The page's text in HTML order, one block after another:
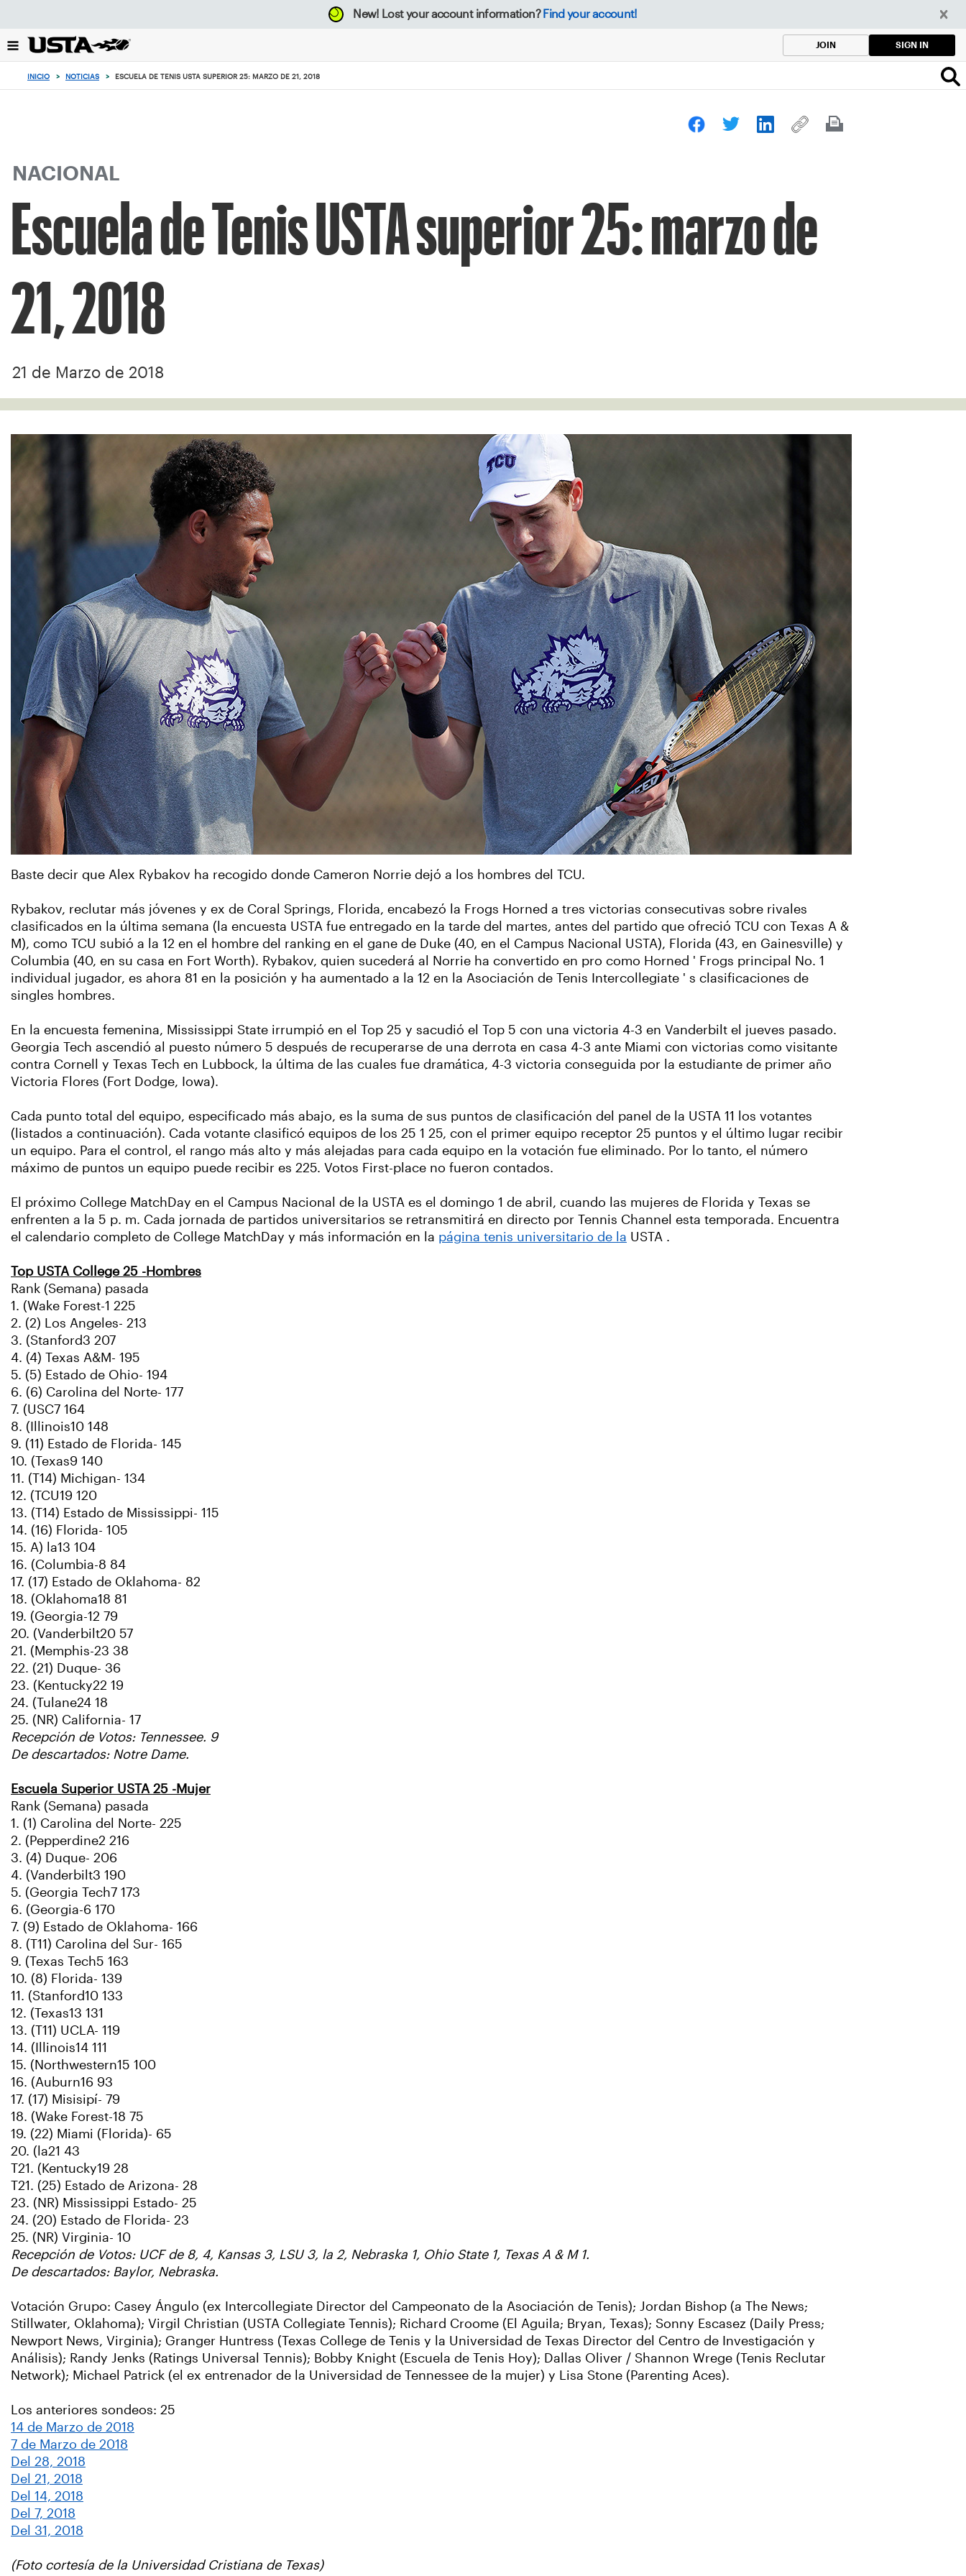
el
botón
New! Lost your account information? Find your account!
JOIN SIGN IN
INICIO > NOTICIAS > ESCUELA DE TENIS USTA SUPERIOR 25: MARZO DE 21, 2018
NACIONAL
Escuela de Tenis USTA superior 25: marzo de
21, 2018
21 de Marzo de 2018
Baste decir que Alex Rybakov ha recogido donde Cameron Norrie dejó a los hombres del TCU.
Rybakov, reclutar más jóvenes y ex de Coral Springs, Florida, encabezó la Frogs Horned a tres victorias consecutivas sobre rivales
clasificados en la última semana (la encuesta USTA fue entregado en la tarde del martes, antes del partido que ofreció TCU con Texas A &
M), como TCU subió a la 12 en el hombre del ranking en el gane de Duke (40, en el Campus Nacional USTA), Florida (43, en Gainesville) y
Columbia (40, en su casa en Fort Worth). Rybakov, quien sucederá al Norrie ha convertido en pro como Horned ' Frogs principal No. 1
individual jugador, es ahora 81 en la posición y ha aumentado a la 12 en la Asociación de Tenis Intercollegiate ' s clasificaciones de
singles hombres.
En la encuesta femenina, Mississippi State irrumpió en el Top 25 y sacudió el Top 5 con una victoria 4-3 en Vanderbilt el jueves pasado.
Georgia Tech ascendió al puesto número 5 después de recuperarse de una derrota en casa 4-3 ante Miami con victorias como visitante
contra Cornell y Texas Tech en Lubbock, la última de las cuales fue dramática, 4-3 victoria conseguida por la estudiante de primer año
Victoria Flores (Fort Dodge, Iowa).
Cada punto total del equipo, especificado más abajo, es la suma de sus puntos de clasificación del panel de la USTA 11 los votantes
(listados a continuación). Cada votante clasificó equipos de los 25 1 25, con el primer equipo receptor 25 puntos y el último lugar recibir
un equipo. Para el control, el rango más alto y más alejadas para cada equipo en la votación fue eliminado. Por lo tanto, el número
máximo de puntos un equipo puede recibir es 225. Votos First-place no fueron contados.
El próximo College MatchDay en el Campus Nacional de la USTA es el domingo 1 de abril, cuando las mujeres de Florida y Texas se
enfrenten a la 5 p. m. Cada jornada de partidos universitarios se retransmitirá en directo por Tennis Channel esta temporada. Encuentra
el calendario completo de College MatchDay y más información en la página tenis universitario de la USTA .
Top USTA College 25 -Hombres
Rank (Semana) pasada
1. (Wake Forest-1 225
2. (2) Los Angeles- 213
3. (Stanford3 207
4. (4) Texas A&M- 195
5. (5) Estado de Ohio- 194
6. (6) Carolina del Norte- 177
7. (USC7 164
8. (Illinois10 148
9. (11) Estado de Florida- 145
10. (Texas9 140
11. (T14) Michigan- 134
12. (TCU19 120
13. (T14) Estado de Mississippi- 115
14. (16) Florida- 105
15. A) la13 104
16. (Columbia-8 84
17. (17) Estado de Oklahoma- 82
18. (Oklahoma18 81
19. (Georgia-12 79
20. (Vanderbilt20 57
21. (Memphis-23 38
22. (21) Duque- 36
23. (Kentucky22 19
24. (Tulane24 18
25. (NR) California- 17
Recepción de Votos: Tennessee. 9
De descartados: Notre Dame.
Escuela Superior USTA 25 -Mujer
Rank (Semana) pasada
1. (1) Carolina del Norte- 225
2. (Pepperdine2 216
3. (4) Duque- 206
4. (Vanderbilt3 190
5. (Georgia Tech7 173
6. (Georgia-6 170
7. (9) Estado de Oklahoma- 166
8. (T11) Carolina del Sur- 165
9. (Texas Tech5 163
10. (8) Florida- 139
11. (Stanford10 133
12. (Texas13 131
13. (T11) UCLA- 119
14. (Illinois14 111
15. (Northwestern15 100
16. (Auburn16 93
17. (17) Misisipí- 79
18. (Wake Forest-18 75
19. (22) Miami (Florida)- 65
20. (la21 43
T21. (Kentucky19 28
T21. (25) Estado de Arizona- 28
23. (NR) Mississippi Estado- 25
24. (20) Estado de Florida- 23
25. (NR) Virginia- 10
Recepción de Votos: UCF de 8, 4, Kansas 3, LSU 3, la 2, Nebraska 1, Ohio State 1, Texas A & M 1.
De descartados: Baylor, Nebraska.
Votación Grupo: Casey Ángulo (ex Intercollegiate Director del Campeonato de la Asociación de Tenis); Jordan Bishop (a The News;
Stillwater, Oklahoma); Virgil Christian (USTA Collegiate Tennis); Richard Croome (El Aguila; Bryan, Texas); Sonny Escasez (Daily Press;
Newport News, Virginia); Granger Huntress (Texas College de Tenis y la Universidad de Texas Director del Centro de Investigación y
Análisis); Randy Jenks (Ratings Universal Tennis); Bobby Knight (Escuela de Tenis Hoy); Dallas Oliver / Shannon Wrege (Tenis Reclutar
Network); Michael Patrick (el ex entrenador de la Universidad de Tennessee de la mujer) y Lisa Stone (Parenting Aces).
Los anteriores sondeos: 25
14 de Marzo de 2018
7 de Marzo de 2018
Del 28, 2018
Del 21, 2018
Del 14, 2018
Del 7, 2018
Del 31, 2018
(Foto cortesía de la Universidad Cristiana de Texas)